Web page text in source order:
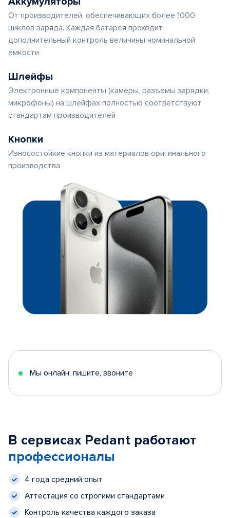
От производителей, обеспечивающих более 1000
циклов заряда. Каждая батарея проходит
дополнительный контроль величины номинальной
емкости
Шлейфы
Электронные компоненты (камеры, разъемы зарядки,
микрофоны) на шлейфах полностью соответствуют
стандартам производителей
Кнопки
Износостойкие кнопки из материалов оригинального
производства
Мы онлайн, пишите, звоните
В сервисах Pedant работают
профессионалы
4 года средний опыт
Аттестация со строгими стандартами
Контроль качества каждого заказа